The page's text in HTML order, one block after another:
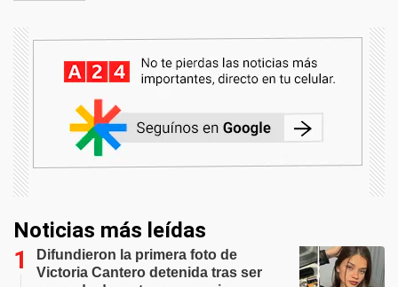
Noticias más leídas
Difundieron la primera foto de
Victoria Cantero detenida tras ser